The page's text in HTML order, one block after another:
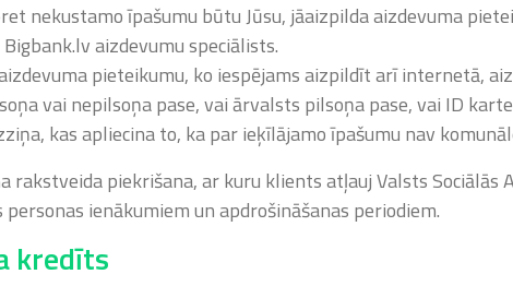
nekustamo īpašumu būtu Jūsu, jāaizpilda aizdevuma
aizdevumu speciālists.
pieteikumu, ko iespējams aizpildīt arī internetā,
vai nepilsoņa pase, vai ārvalsts pilsoņa pase, vai ID
kas apliecina to, ka par ieķīlājamo īpašumu nav
rakstveida piekrišana, ar kuru klients atļauj Valsts Sociālās
ienākumiem un apdrošināšanas periodiem.
kredīts